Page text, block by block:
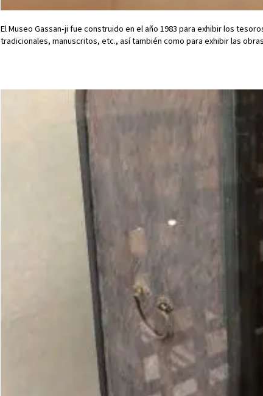
El Museo Gassan-ji fue construido en el año 1983 para exhibir los
tradicionales, manuscritos, etc., así también como para exhibir las